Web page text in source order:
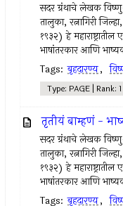
सदर ग्रंथाचे लेखक
तालुका, रत्नागिरी
१९३२) हे
भाषांतरकार आणि
Tags: बृहदारण्य,
Type: PAGE | Rank:
तृतीयं बाम्हणं -
सदर ग्रंथाचे लेखक
तालुका, रत्नागिरी
१९३२) हे
भाषांतरकार आणि
Tags: बृहदारण्य,